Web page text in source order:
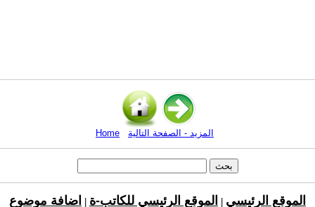
Home المزيد - الصفحة التالية
الموقع الرئيسي الموقع الرئيسي للكاتب-ة اضافة موضوع